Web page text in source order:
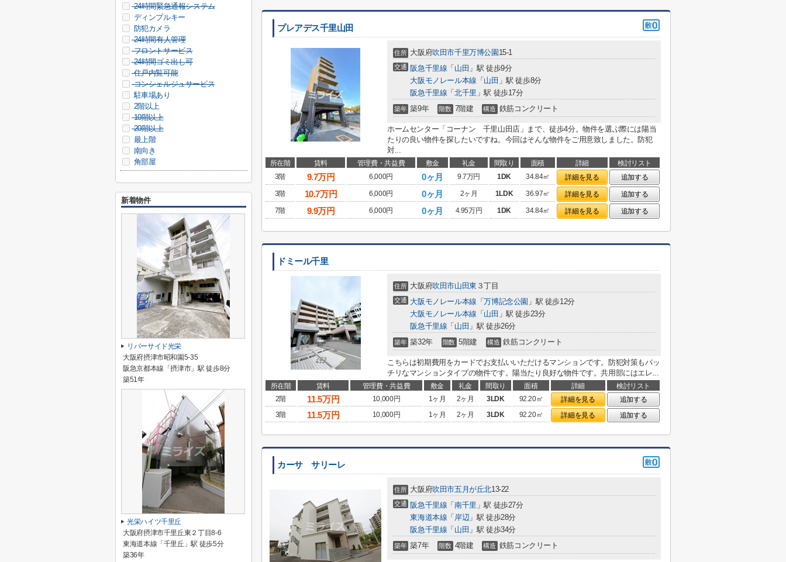
プレアデス千里山田
住所 大阪府吹田市千里万博公園 15-1
交通 阪急千里線 「 山田 」駅 徒歩9分
大阪モノレール本線 「 山田 」駅 徒歩8分
阪急千里線 「 北千里 」駅 徒歩17分
築年 築9年 階数 7階建 構造 鉄筋コンクリート
ホームセンター「コーナン 千里山田店」まで、徒歩4分。物件を選ぶ際には陽当
たりの良い物件を探したいですね。今回はそんな物件をご用意致しました。防犯
対...
所在階 賃料 管理費・共益費 敷金 礼金 間取り 面積 詳細
検討リスト
3階
9.7万円 6,000円 0ヶ月 9.7万円 1DK 34.84㎡ 詳細を見る
追加する
3階
10.7万円 6,000円 0ヶ月 2ヶ月 1LDK 36.97㎡ 詳細を見る
追加する
7階
9.9万円 6,000円 0ヶ月 4.95万円 1DK 34.84㎡ 詳細を見る 追加する
ドミール千里
住所 大阪府吹田市山田東 ３丁目
交通 大阪モノレール本線 「万博記念公園 」駅 徒歩12分
大阪モノレール本線 「 山田 」駅 徒歩23分
阪急千里線 「 山田 」駅 徒歩26分
築年 築32年 階数 5階建 構造 鉄筋コンクリート
こちらは初期費用をカードでお支払いいただけるマンションです。防犯対策もバッ
チリなマンションタイプの物件です。陽当たり良好な物件です。共用部にはエレ...
所在階 賃料 管理費・共益費 敷金 礼金 間取り 面積 詳細
検討リスト
2階
11.5万円 10,000円 1ヶ月 2ヶ月 3LDK 92.20㎡ 詳細を見る
追加する
3階
11.5万円 10,000円 1ヶ月 2ヶ月 3LDK 92.20㎡ 詳細を見る 追加する
カーサ サリーレ
住所 大阪府吹田市五月が丘北13-22
交通 阪急千里線 「 南千里 」駅 徒歩27分
東海道本線 「 岸辺 」駅 徒歩28分
阪急千里線 「 山田 」駅 徒歩34分
築年 築7年 階数 4階建 構造 鉄筋コンクリート
24時間緊急通報システム
ディンプルキー
防犯カメラ
24時間有人管理
フロントサービス
24時間ゴミ出し可
住戸内覧可能
コンシェルジュサービス
駐車場あり
2階以上
10階以上
20階以上
最上階
南向き
角部屋
新着物件
リバーサイド光栄
大阪府摂津市昭和園5-35
阪急京都本線「摂津市」駅 徒歩8分
築51年
光栄ハイツ千里丘
大阪府摂津市千里丘東２丁目8-6
東海道本線「千里丘」駅 徒歩5分
築36年